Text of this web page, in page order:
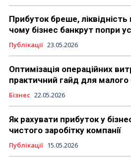
Прибуток бреше,
чому бізнес банкрут попри
Публікації 23.05.2026
Оптимізація операційних
практичний гайд для малого
Бізнес 22.05.2026
Як рахувати прибуток у
чистого заробітку компанії
Публікації 15.05.2026